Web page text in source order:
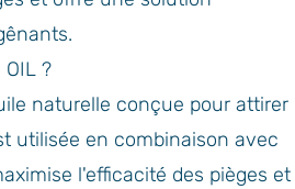
?
naturelle conçue pour attirer
utilisée en combinaison avec
l'efficacité des pièges et